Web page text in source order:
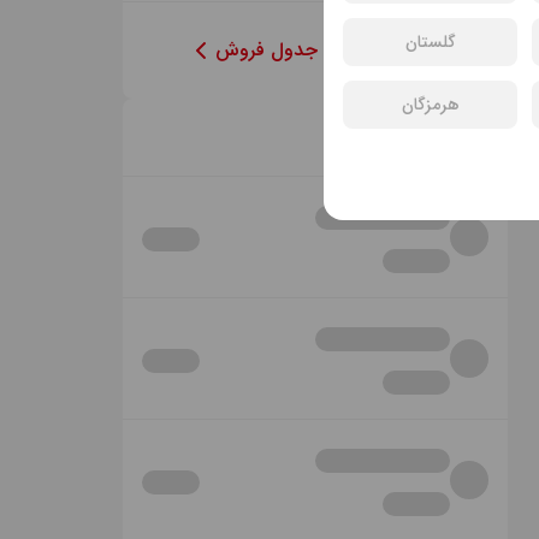
گلستان
هرمزگان
مشاهده‌ی کامل جدول فروش